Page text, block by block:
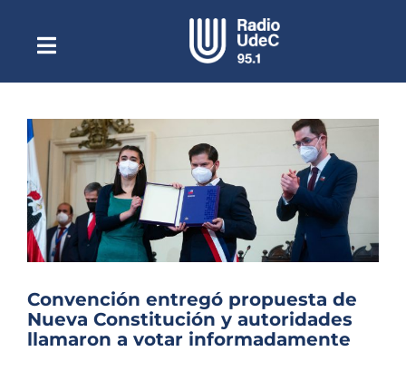
contenidoToggle
NavigationEscuchar Radio UdeC en vivo
Quiénes Somos
Programación
Podcast
Noticias
Columnas
Música Clásica
Convención entregó propuesta de
Nueva Constitución y autoridades
llamaron a votar informadamente